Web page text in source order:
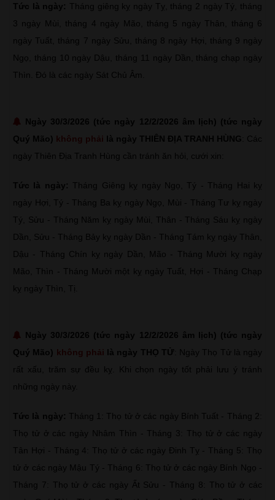
Tức là ngày: Tháng giêng kỵ ngày Tỵ, tháng 2 ngày Tý, tháng
3 ngày Mùi, tháng 4 ngày Mão, tháng 5 ngày Thân, tháng 6
ngày Tuất, tháng 7 ngày Sửu, tháng 8 ngày Hợi, tháng 9 ngày
Ngọ, tháng 10 ngày Dậu, tháng 11 ngày Dần, tháng chạp ngày
Thìn. Đó là các ngày Sát Chủ Âm.
Ngày 30/3/2026 (tức ngày 12/2/2026 âm lịch) (tức ngày
Quý Mão) không phải là ngày THIÊN ĐỊA TRANH HÙNG : Các
ngày Thiên Địa Tranh Hùng cần tránh ăn hỏi, cưới xin:
Tức là ngày: Tháng Giêng kỵ ngày Ngọ, Tý - Tháng Hai kỵ
ngày Hợi, Tý - Tháng Ba kỵ ngày Ngọ, Mùi - Tháng Tư kỵ ngày
Tý, Sửu - Tháng Năm kỵ ngày Mùi, Thân - Tháng Sáu kỵ ngày
Dần, Sửu - Tháng Bảy kỵ ngày Dần - Tháng Tám kỵ ngày Thân,
Dậu - Tháng Chín kỵ ngày Dần, Mão - Tháng Mười kỵ ngày
Mão, Thìn - Tháng Mười một kỵ ngày Tuất, Hợi - Tháng Chạp
kỵ ngày Thìn, Tị.
Ngày 30/3/2026 (tức ngày 12/2/2026 âm lịch) (tức ngày
Quý Mão) không phải là ngày THỌ TỬ : Ngày Thọ Tử là ngày
rất xấu, trăm sự đều kỵ. Khi chọn ngày tốt phải lưu ý tránh
những ngày này.
Tức là ngày: Tháng 1: Thọ tử ở các ngày Bính Tuất - Tháng 2:
Thọ tử ở các ngày Nhâm Thìn - Tháng 3: Thọ tử ở các ngày
Tân Hợi - Tháng 4: Thọ tử ở các ngày Đinh Tỵ - Tháng 5: Thọ
tử ở các ngày Mậu Tý - Tháng 6: Thọ tử ở các ngày Bính Ngọ -
Tháng 7: Thọ tử ở các ngày Ất Sửu - Tháng 8: Thọ tử ở các